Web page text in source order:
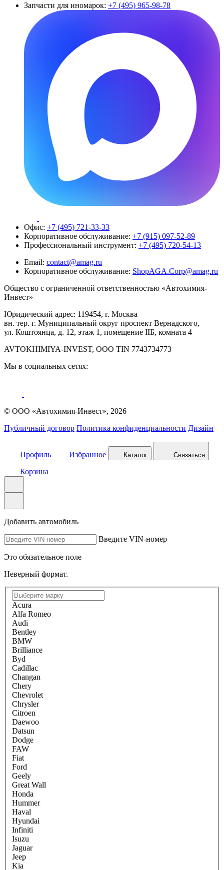
Запчасти для иномарок: +7 (495) 965-98-78
Офис: +7 (495) 721-33-33
Корпоративное обслуживание: +7 (915) 097-52-89
Профессиональный инструмент: +7 (495) 720-54-13
Email: contact@amag.ru
Корпоративное обслуживание: ShopAGA.Corp@amag.ru
Общество с ограниченной ответственностью «Автохимия-
Инвест»
Юридический адрес: 119454, г. Москва
вн. тер. г. Муниципальный округ проспект Вернадского,
ул. Коштоянца, д. 12, этаж 1, помещение IIБ, комната 4
AVTOKHIMIYA-INVEST, OOO TIN 7743734773
Мы в социальных сетях:
© ООО «Автохимия-Инвест», 2026
Публичный договор Политика конфиденциальности Дизайн
Профиль Избранное Каталог Связаться
Корзина
Добавить автомобиль
Введите VIN-номер
Это обязательное поле
Неверный формат.
Acura
Alfa Romeo
Audi
Bentley
BMW
Brilliance
Byd
Cadillac
Changan
Chery
Chevrolet
Chrysler
Citroen
Daewoo
Datsun
Dodge
FAW
Fiat
Ford
Geely
Great Wall
Honda
Hummer
Haval
Hyundai
Infiniti
Isuzu
Jaguar
Jeep
Kia